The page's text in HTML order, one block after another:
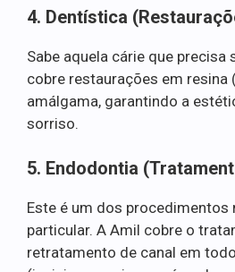
4. Dentística
Sabe aquela cárie que precisa
cobre restaurações em resina
amálgama, garantindo a
sorriso.
5. Endodontia
Este é um dos procedimentos
particular. A Amil cobre o
retratamento de canal em